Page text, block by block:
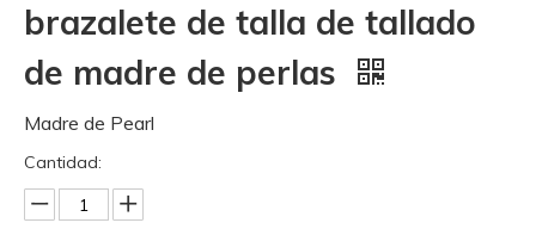
brazalete de talla de tallado
de madre de perlas
Madre de Pearl
Cantidad: